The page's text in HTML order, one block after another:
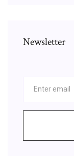
Newsletter